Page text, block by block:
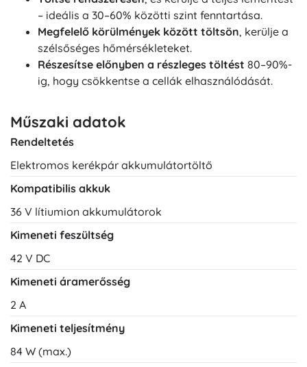
– ideális a 30–60% közötti szint fenntartása.
Megfelelő körülmények között töltsön, kerülje a
szélsőséges hőmérsékleteket.
Részesítse előnyben a részleges töltést 80–90%-
ig, hogy csökkentse a cellák elhasználódását.
Műszaki adatok
Rendeltetés
Elektromos kerékpár akkumulátortöltő
Kompatibilis akkuk
36 V lítiumion akkumulátorok
Kimeneti feszültség
42 V DC
Kimeneti áramerősség
2 A
Kimeneti teljesítmény
84 W (max.)